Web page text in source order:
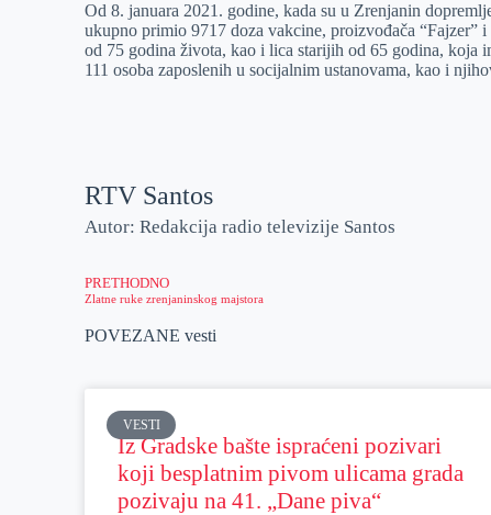
Od 8. januara 2021. godine, kada su u Zrenjanin
ukupno primio 9717 doza vakcine, proizvođača “Fajzer”
od 75 godina života, kao i lica starijih od 65 godina, koja
111 osoba zaposlenih u socijalnim ustanovama, kao i
RTV Santos
Autor: Redakcija radio televizije Santos
PRETHODNO
Zlatne ruke zrenjaninskog majstora
POVEZANE vesti
VESTI
Iz Gradske bašte ispraćeni pozivari
koji besplatnim pivom ulicama grada
pozivaju na 41. „Dane piva“